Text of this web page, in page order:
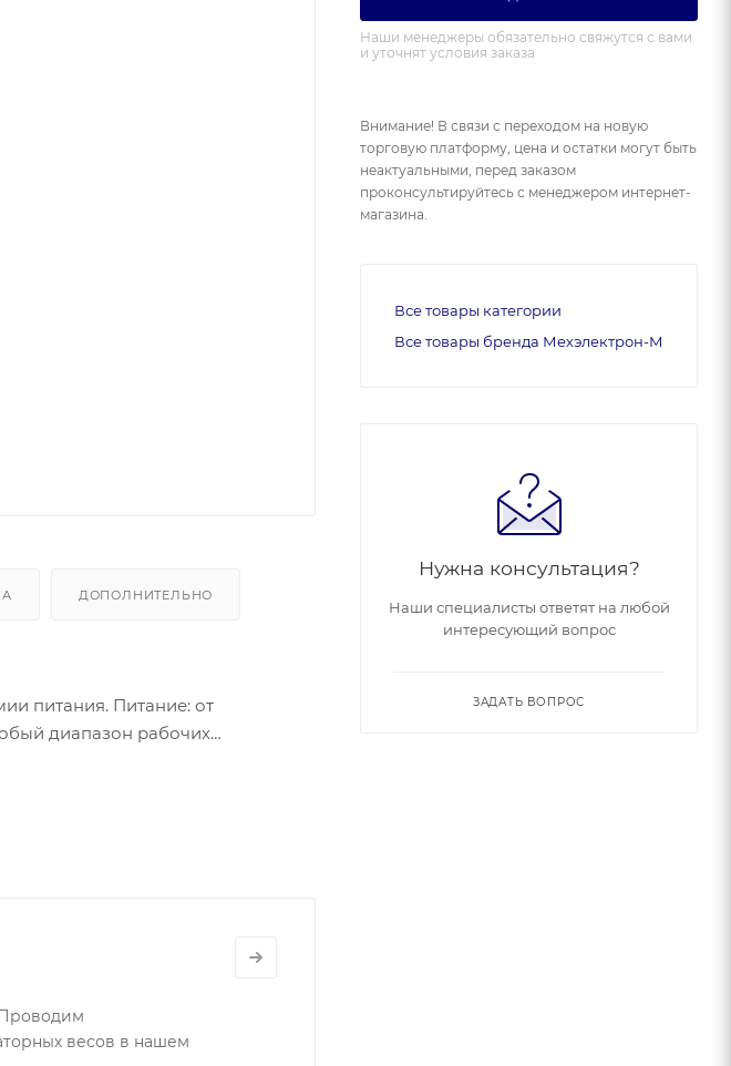
ДОПОЛНИТЕЛЬНО
диапазон рабочих
весов в нашем
Наши менеджеры обязательно свяжутся с вами
и уточнят условия заказа
Внимание! В связи с переходом на новую
торговую платформу, цена и остатки могут быть
неактуальными, перед заказом
проконсультируйтесь с менеджером интернет-
магазина.
Все товары категории
Все товары бренда Мехэлектрон-М
Нужна консультация?
Наши специалисты ответят на любой
интересующий вопрос
ЗАДАТЬ ВОПРОС